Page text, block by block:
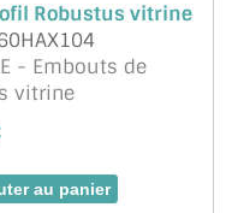
Robustus vitrine
- Embouts de
vitrine